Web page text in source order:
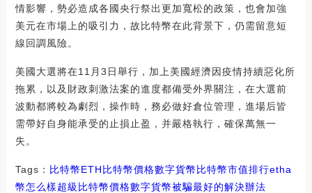
情影響，勢必造成各國央行祭出更加寬松的政策，也會加強
美元在市場上的吸引力，故比特幣在此背景下，仍需留意短
線回調風險。
美國大選將在11月3日舉行，加上美國經濟因疫情持續惡化所
拖累，以及財政刺激法案的進度都備受外界關注，在大選前
波動都將較為劇烈，操作時，務必做好倉位管理，進場后皆
需帶好自身能承受的止損止盈，并嚴格執行，確保萬無一
失。
Tags： 比特幣ETH 比特幣價格數字貨幣 比特幣市值排行etha
幣怎么樣超級比特幣價格數字貨幣被騙最好的解決辦法